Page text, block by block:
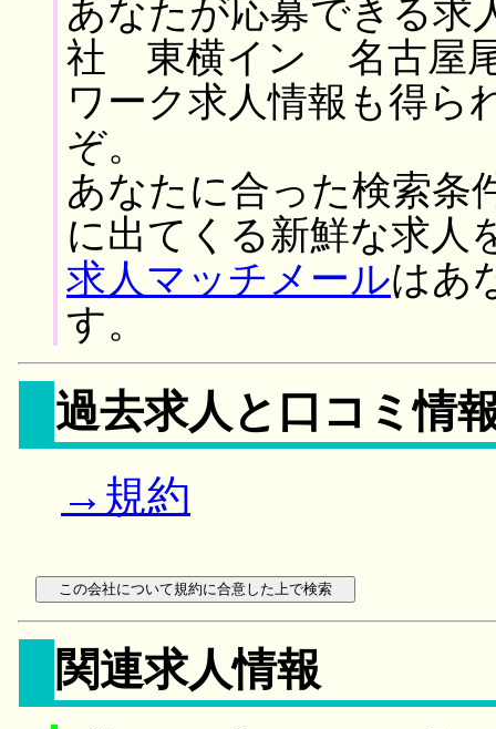
あなたが応募できる求
社 東横イン 名古屋尾
ワーク求人情報も得ら
ぞ。
あなたに合った検索条
に出てくる新鮮な求人
求人マッチメールはあ
す。
過去求人と口コミ情
→規約
関連求人情報